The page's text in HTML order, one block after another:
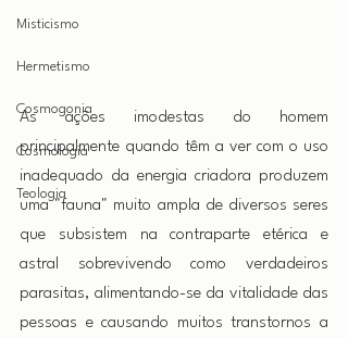
Misticismo
Hermetismo
Cosmogonia
Cosmologia
Teologia
As ações imodestas do homem
principalmente quando têm a ver com o uso
inadequado da energia criadora produzem
uma "fauna" muito ampla de diversos seres
que subsistem na contraparte etérica e
astral sobrevivendo como verdadeiros
parasitas, alimentando-se da vitalidade das
pessoas e causando muitos transtornos a